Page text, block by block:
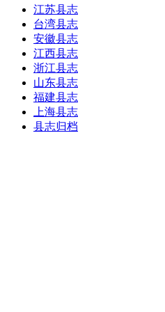
江苏县志
台湾县志
安徽县志
江西县志
浙江县志
山东县志
福建县志
上海县志
县志归档